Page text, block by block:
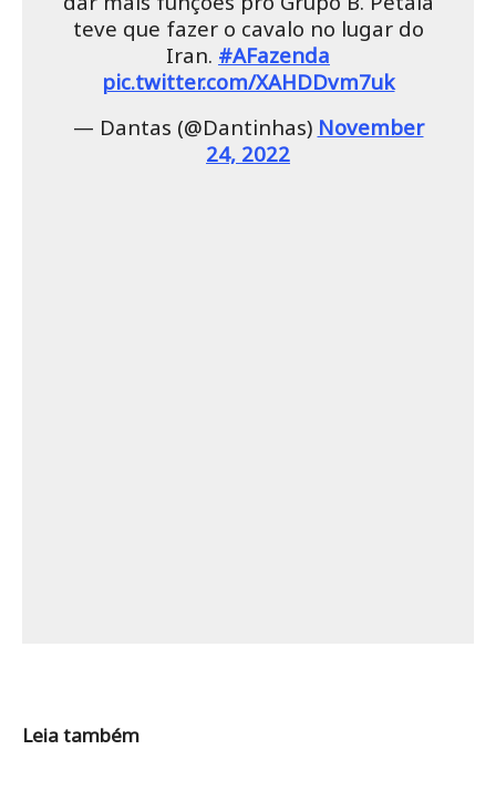
teve que fazer o cavalo no lugar do
Iran. #AFazenda
pic.twitter.com/XAHDDvm7uk
— Dantas (@Dantinhas) November
24, 2022
Leia também